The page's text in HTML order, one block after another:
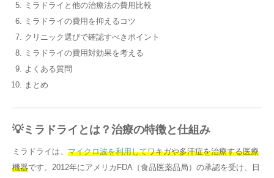
ミラドライと他の治療法の費用比較
ミラドライの費用を抑えるコツ
クリニック選びで確認すべきポイント
ミラドライの費用対効果を考える
よくある質問
まとめ
💡ミラドライとは？治療の特徴と仕組み
ミラドライは、 マイクロ波を利用してワキガや多汗症を治療する医療
機器です。2012年にアメリカFDA（食品医薬品局）の承認を受け、日